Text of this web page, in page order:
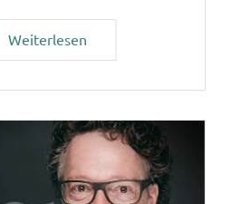
Weiterlesen